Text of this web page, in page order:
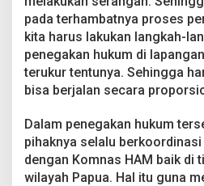
pada terhambatnya proses
kita harus lakukan langkah-
penegakan hukum di
terukur tentunya. Sehingga
bisa berjalan secara
Dalam penegakan hukum
pihaknya selalu
dengan Komnas HAM baik di
wilayah Papua. Hal itu guna